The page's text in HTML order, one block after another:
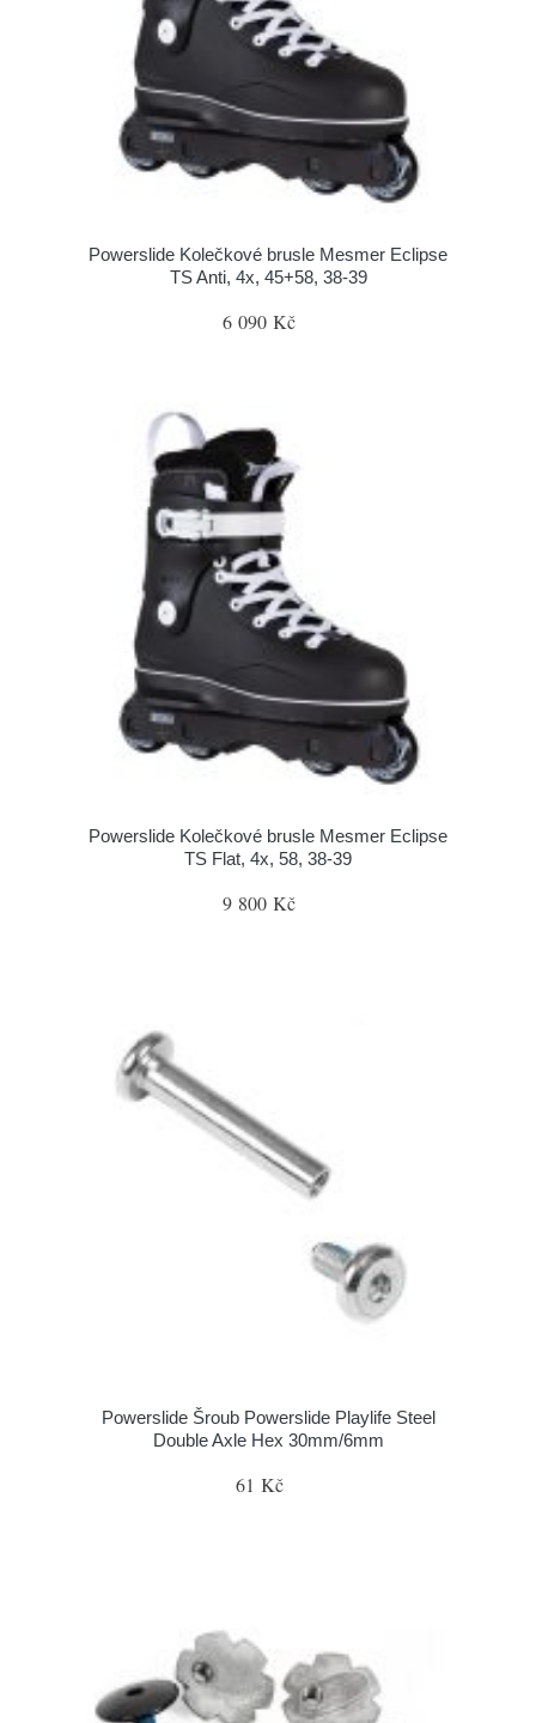
Powerslide Kolečkové brusle Mesmer Eclipse
TS Anti, 4x, 45+58, 38-39
6 090 Kč
Powerslide Kolečkové brusle Mesmer Eclipse
TS Flat, 4x, 58, 38-39
9 800 Kč
Powerslide Šroub Powerslide Playlife Steel
Double Axle Hex 30mm/6mm
61 Kč